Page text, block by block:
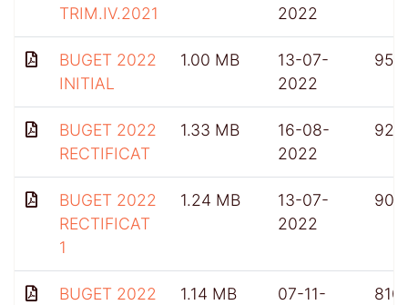
TRIM.IV.2021
2022
BUGET 2022
INITIAL
1.00 MB
13-07-
2022
956
BUGET 2022
RECTIFICAT
1.33 MB
16-08-
2022
926
BUGET 2022
RECTIFICAT
1
1.24 MB
13-07-
2022
904
BUGET 2022
1.14 MB
07-11-
810